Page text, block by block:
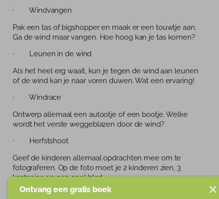
· Windvangen
Pak een tas of bigshopper en maak er een touwtje aan.
Ga de wind maar vangen. Hoe hoog kan je tas komen?
· Leunen in de wind
Als het heel erg waait, kun je tegen de wind aan leunen
of de wind kan je naar voren duwen. Wat een ervaring!
· Windrace
Ontwerp allemaal een autootje of een bootje. Welke
wordt het verste weggeblazen door de wind?
· Herfstshoot
Geef de kinderen allemaal opdrachten mee om te
fotograferen. Op de foto moet je 2 kinderen zien, 3
kastanjes en een geel blad.
· Broodjes of marshmallows bakken aan een
Ontvang een gratis boek